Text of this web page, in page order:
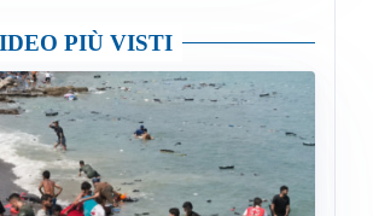
PIÙ VISTI